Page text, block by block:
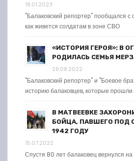
18.01.2023
"Балаковский репортер" пообщался с
как живется солдатам в зоне СВО
«ИСТОРИЯ ГЕРОЯ»: В
РОДИЛАСЬ СЕМЬЯ
29.08.2022
"Балаковский репортер" и "Боевое
историю балаковцев, которые
В МАТВЕЕВКЕ
БОЙЦА, ПАВШЕГО ПОД
1942 ГОДУ
15.07.2022
Спустя 80 лет балаковец вернулся